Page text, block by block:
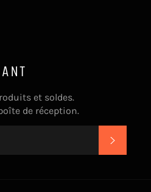
et soldes.
de réception.